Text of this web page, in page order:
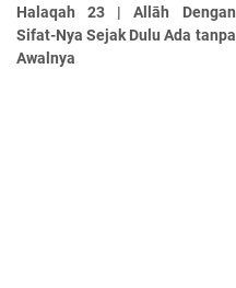
Halaqah 23 | Allāh Dengan
Sifat-Nya Sejak Dulu Ada tanpa
Awalnya